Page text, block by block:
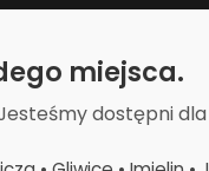
miejsca.
dostępni